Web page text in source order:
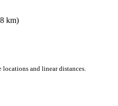
km)
locations and linear distances.